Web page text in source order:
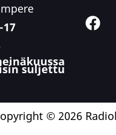
17
suljettu
© 2026